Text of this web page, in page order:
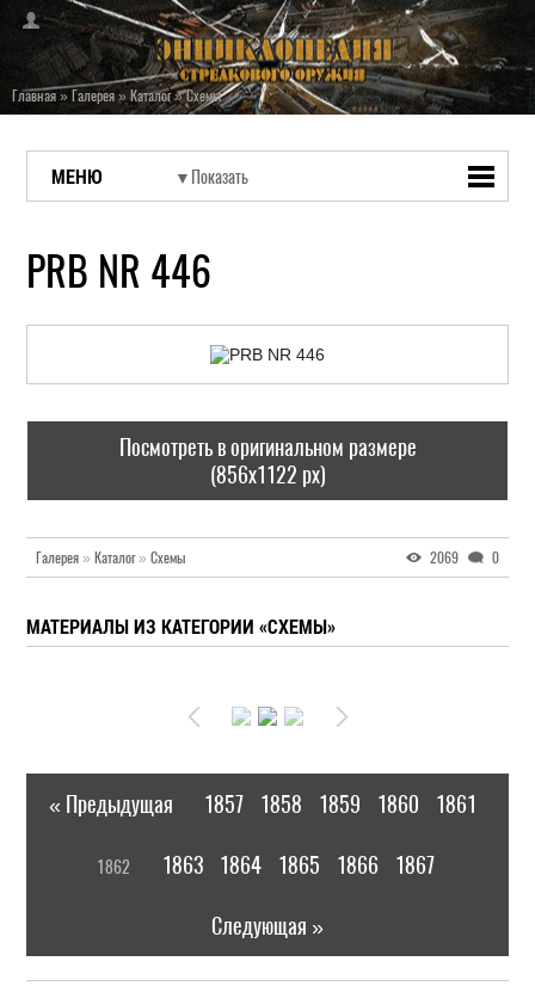
Главная»Галерея»Каталог»Схемы
МЕНЮ
PRB NR 446
Посмотреть в оригинальном размере
(856x1122 px)
Галерея » Каталог» Схемы 2069 0
МАТЕРИАЛЫ ИЗ КАТЕГОРИИ «СХЕМЫ»
« Предыдущая 1857 1858 1859 1860 1861
1862 1863 1864 1865 1866 1867
Следующая »